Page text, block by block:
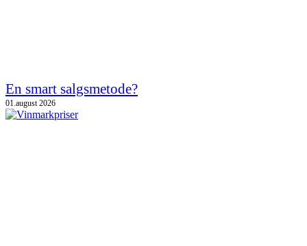
En smart salgsmetode?
01.august 2026